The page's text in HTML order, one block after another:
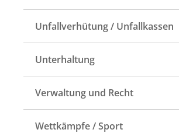
Unfallverhütung / Unfallkassen
Unterhaltung
Verwaltung und Recht
Wettkämpfe / Sport